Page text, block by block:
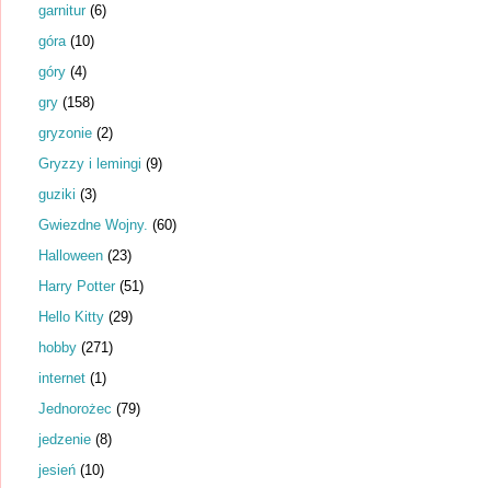
garnitur (6)
góra (10)
góry (4)
gry (158)
gryzonie (2)
Gryzzy i lemingi (9)
guziki (3)
Gwiezdne Wojny. (60)
Halloween (23)
Harry Potter (51)
Hello Kitty (29)
hobby (271)
internet (1)
Jednorożec (79)
jedzenie (8)
jesień (10)